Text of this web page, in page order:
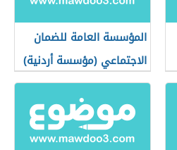
المؤسسة العامة للضمان
الاجتماعي (مؤسسة أردنية)